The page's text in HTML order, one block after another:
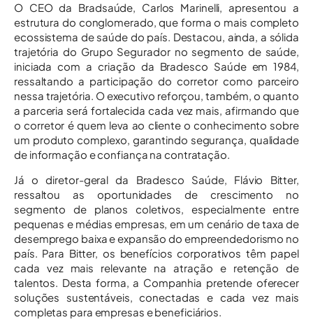
O CEO da Bradsaúde, Carlos Marinelli, apresentou a
estrutura do conglomerado, que forma o mais completo
ecossistema de saúde do país. Destacou, ainda, a sólida
trajetória do Grupo Segurador no segmento de saúde,
iniciada com a criação da Bradesco Saúde em 1984,
ressaltando a participação do corretor como parceiro
nessa trajetória. O executivo reforçou, também, o quanto
a parceria será fortalecida cada vez mais, afirmando que
o corretor é quem leva ao cliente o conhecimento sobre
um produto complexo, garantindo segurança, qualidade
de informação e confiança na contratação.
Já o diretor-geral da Bradesco Saúde, Flávio Bitter,
ressaltou as oportunidades de crescimento no
segmento de planos coletivos, especialmente entre
pequenas e médias empresas, em um cenário de taxa de
desemprego baixa e expansão do empreendedorismo no
país. Para Bitter, os benefícios corporativos têm papel
cada vez mais relevante na atração e retenção de
talentos. Desta forma, a Companhia pretende oferecer
soluções sustentáveis, conectadas e cada vez mais
completas para empresas e beneficiários.